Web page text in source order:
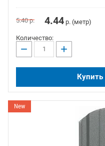
5.40р. 4.44 р. (метр)
Количество:
− +
Купить
New